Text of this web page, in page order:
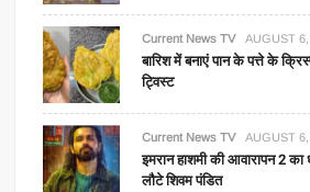
Current News TV AUGUST
बारिश में बनाएं पान के पत्ते के
ट्विस्ट
Current News TV AUGUST
इमरान हाशमी की आवारापन 2
लौटे शिवम पंडित